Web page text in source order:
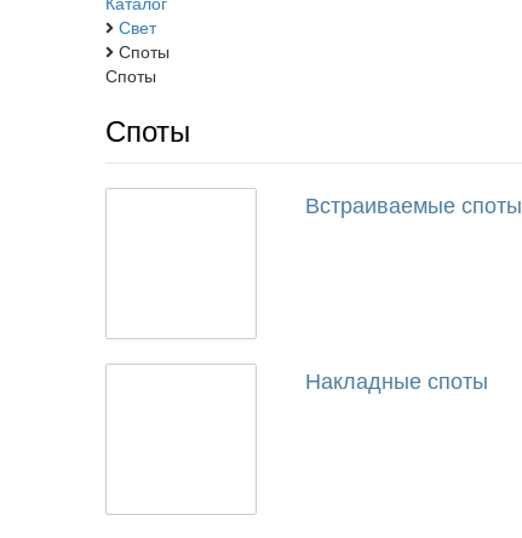
Свет
Споты
Споты
Споты
Встраиваемые споты
Накладные споты